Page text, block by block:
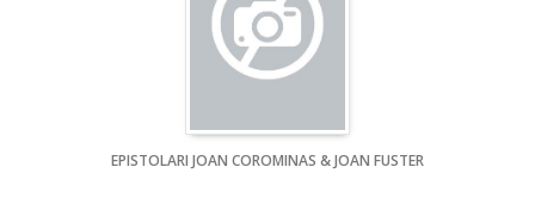
EPISTOLARI JOAN COROMINAS & JOAN FUSTER